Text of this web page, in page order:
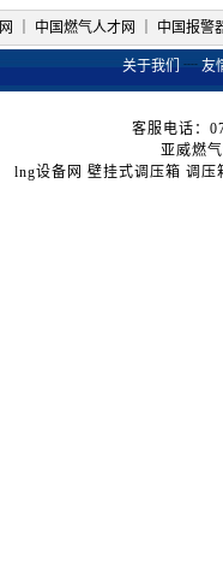
中国燃气人才网 中国报警
关于我们 ┈ 友
客服电话：
亚威燃
lng设备网 壁挂式调压箱 调压